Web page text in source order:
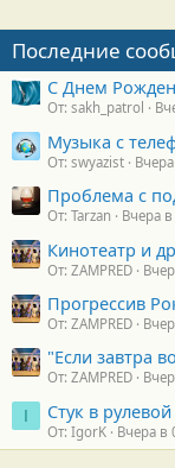
Последние
С Днем
От: sakh_patrol
Музыка с
От: swyazist
Проблема с
От: Tarzan Вчера
Кинотеатр и
От: ZAMPRED
Прогрессив
От: ZAMPRED
"Если завтра
От: ZAMPRED
I Стук в рулевой
От: IgorK Вчера в